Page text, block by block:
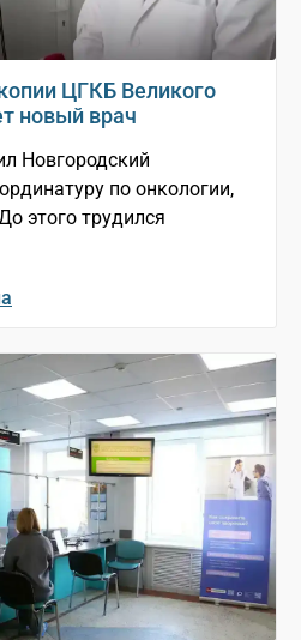
ЦГКБ Великого
новый врач
Новгородский
по онкологии,
этого трудился